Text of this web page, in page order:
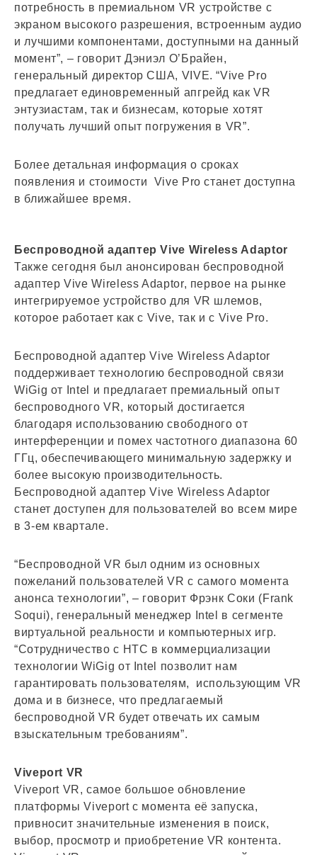
потребность в премиальном VR устройстве с
экраном высокого разрешения, встроенным аудио
и лучшими компонентами, доступными на данный
момент”, – говорит Дэниэл О’Брайен,
генеральный директор США, VIVE. “Vive Pro
предлагает единовременный апгрейд как VR
энтузиастам, так и бизнесам, которые хотят
получать лучший опыт погружения в VR”.
Более детальная информация о сроках
появления и стоимости Vive Pro станет доступна
в ближайшее время.
Беспроводной адаптер Vive Wireless Adaptor
Также сегодня был анонсирован беспроводной
адаптер Vive Wireless Adaptor, первое на рынке
интегрируемое устройство для VR шлемов,
которое работает как с Vive, так и с Vive Pro.
Беспроводной адаптер Vive Wireless Adaptor
поддерживает технологию беспроводной связи
WiGig от Intel и предлагает премиальный опыт
беспроводного VR, который достигается
благодаря использованию свободного от
интерференции и помех частотного диапазона 60
ГГц, обеспечивающего минимальную задержку и
более высокую производительность.
Беспроводной адаптер Vive Wireless Adaptor
станет доступен для пользователей во всем мире
в 3-ем квартале.
“Беспроводной VR был одним из основных
пожеланий пользователей VR с самого момента
анонса технологии”, ­– говорит Фрэнк Соки (Frank
Soqui), генеральный менеджер Intel в сегменте
виртуальной реальности и компьютерных игр.
“Сотрудничество с HTC в коммерциализации
технологии WiGig от Intel позволит нам
гарантировать пользователям, использующим VR
дома и в бизнесе, что предлагаемый
беспроводной VR будет отвечать их самым
взыскательным требованиям”.
Viveport VR
Viveport VR, самое большое обновление
платформы Viveport с момента её запуска,
привносит значительные изменения в поиск,
выбор, просмотр и приобретение VR контента.